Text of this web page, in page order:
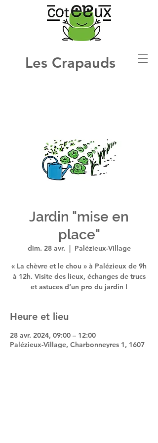
Les Crapauds
Jardin "mise en
place"
dim. 28 avr.
  |
Palézieux-Village
« La chèvre et le chou » à Palézieux de 9h
à 12h. Visite des lieux, échanges de trucs
et astuces d’un pro du jardin !
Heure et lieu
28 avr. 2024, 09:00 – 12:00
Palézieux-Village, Charbonneyres 1, 1607